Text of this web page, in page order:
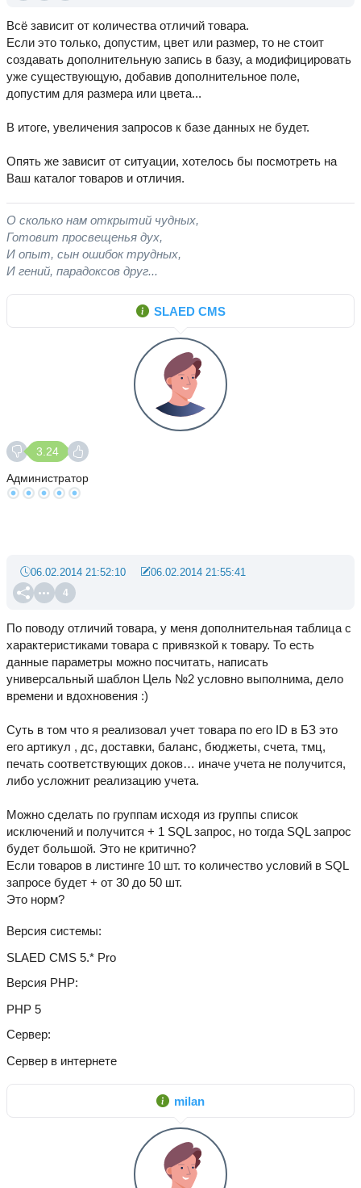
Всё зависит от количества отличий товара.
Если это только, допустим, цвет или размер, то не стоит
создавать дополнительную запись в базу, а модифицировать
уже существующую, добавив дополнительное поле,
допустим для размера или цвета...
В итоге, увеличения запросов к базе данных не будет.
Опять же зависит от ситуации, хотелось бы посмотреть на
Ваш каталог товаров и отличия.
О сколько нам открытий чудных,
Готовит просвещенья дух,
И опыт, сын ошибок трудных,
И гений, парадоксов друг...
SLAED CMS
3.24
Администратор
4
06.02.2014 21:52:10 06.02.2014 21:55:41
По поводу отличий товара, у меня дополнительная таблица с
характеристиками товара с привязкой к товару. То есть
данные параметры можно посчитать, написать
универсальный шаблон Цель №2 условно выполнима, дело
времени и вдохновения :)
Суть в том что я реализовал учет товара по его ID в БЗ это
его артикул , дс, доставки, баланс, бюджеты, счета, тмц,
печать соответствующих доков… иначе учета не получится,
либо усложнит реализацию учета.
Можно сделать по группам исходя из группы список
исключений и получится + 1 SQL запрос, но тогда SQL запрос
будет большой. Это не критично?
Если товаров в листинге 10 шт. то количество условий в SQL
запросе будет + от 30 до 50 шт.
Это норм?
Версия системы
SLAED CMS 5.* Pro
Версия PHP
PHP 5
Сервер
Сервер в интернете
milan